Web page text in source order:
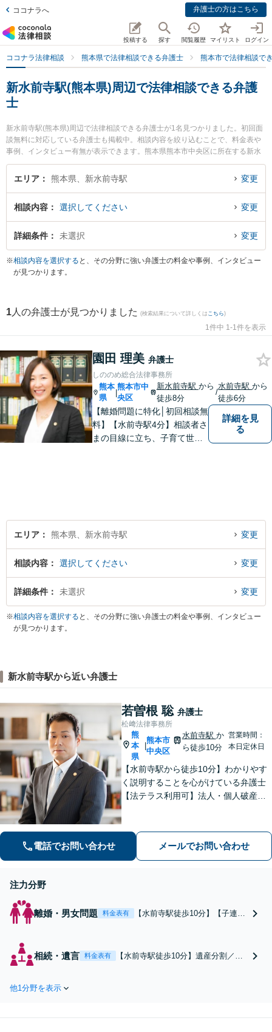
ココナラへ 弁護士の方はこちら
投稿する 探す 閲覧履歴 マイリスト ログイン
ココナラ法律相談 熊本県で法律相談できる弁護士 熊本市で法律相談で
新水前寺駅(熊本県)周辺で法律相談できる弁護
士
新水前寺駅(熊本県)周辺で法律相談できる弁護士が1名見つかりました。初回面
談無料に対応している弁護士も掲載中。相談内容を絞り込むことで、料金表や
事例、インタビュー有無が表示できます。熊本県熊本市中央区に所在する新水
前寺駅は阿蘇高原線、熊本市電Ａ系統、熊本市電Ｂ系統が利用可能なターミナ
ル駅です。多くの弁護士から探したいときはお近くや同一路線のより大きな駅
問弁護士契約のトラブルを勤務先から通いやすい新水前寺駅周辺に事務所を構
える弁護士に面談予約したい』『顧問弁護士契約のトラブル解決の実績豊富な
新水前寺駅近くの弁護士を検索したい』『初回無料で顧問弁護士契約を法律相
んにおすすめです。
エリア 熊本県、新水前寺駅 変更
相談内容 選択してください 変更
詳細条件 未選択 変更
※相談内容を選択する と、その分野に強い弁護士の料金や事例、インタビュー
が見つかります。
1 人の弁護士が見つかりました (検索結果について詳しくは こちら)
1件中 1-1件を表示
園田 理美 弁護士
しののめ総合法律事務所
熊本
県
|
熊本市中
央区
新水前寺駅 から
徒歩8分
/
水前寺駅から
徒歩6分
【離婚問題に特化│初回相談無
料】【水前寺駅4分】相談者さ
まの目線に立ち、子育て世代
ご提案します【完全個室】
詳細を見
る
エリア 熊本県、新水前寺駅 変更
相談内容 選択してください 変更
詳細条件 未選択 変更
※相談内容を選択する と、その分野に強い弁護士の料金や事例、インタビュー
が見つかります。
新水前寺駅から近い弁護士
若曽根 聡 弁護士
松﨑法律事務所
熊
本
県
熊本市
中央区
水前寺駅 か
ら徒歩10分
営業時間：
本日定休日
【水前寺駅から徒歩10分】わかりやす
く説明することを心がけている弁護士
【法テラス利用可】法人・個人破産申
対応でスムーズに解決できるよう尽力
電話でお問い合わせ メールでお問い合わせ
注力分野
離婚・男女問題 料金表有
【水前寺駅徒歩10分】【子連れ
早めにご相談ください。依頼者
相続・遺言 料金表有
【水前寺駅徒歩10分】遺産分割／遺
な相続もお気軽にご相談ください。
他1分野を表示